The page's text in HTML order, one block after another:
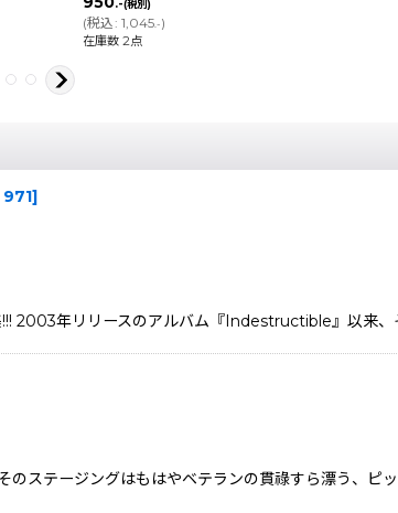
.-(税別)
(税込: 1,045.-)
在庫数 2点
971]
2003年リリースのアルバム『Indestructible』以来
テージングはもはやベテランの貫祿すら漂う、ピ